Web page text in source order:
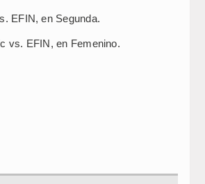
EFIN, en Segunda.
vs. EFIN, en Femenino.